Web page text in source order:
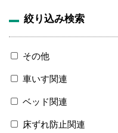
絞り込み検索
その他
車いす関連
ベッド関連
床ずれ防止関連